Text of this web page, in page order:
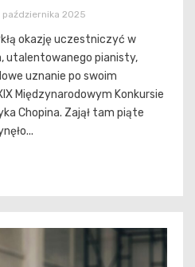
2025
okazję uczestniczyć w
utalentowanego pianisty,
uznanie po swoim
Międzynarodowym Konkursie
Chopina. Zajął tam piąte